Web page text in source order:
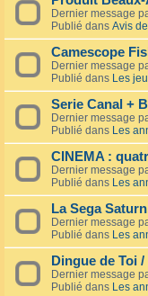
Dernier message
Publié dans Avis
Camescope
Dernier message
Publié dans Les
Serie Canal +
Dernier message
Publié dans Les
CINEMA :
Dernier message
Publié dans Les
La Sega Saturn
Dernier message
Publié dans Les
Dingue de Toi
Dernier message
Publié dans Les